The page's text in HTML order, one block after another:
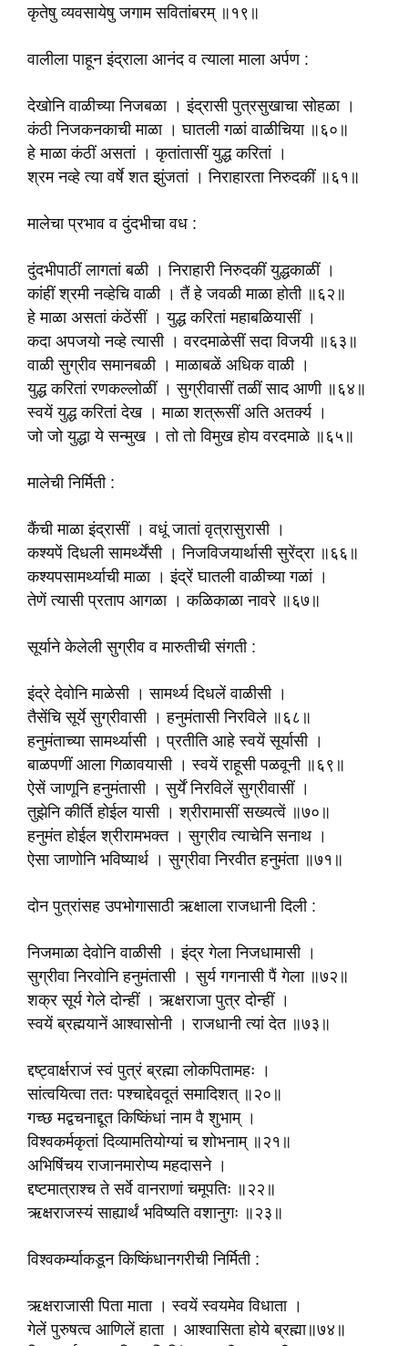
कृतेषु व्यवसायेषु जगाम सवितांबरम् ॥१९॥
वालीला पाहून इंद्राला आनंद व त्याला माला अर्पण :
देखोनि वाळीच्या निजबळा । इंद्रासी पुत्रसुखाचा सोहळा ।
कंठी निजकनकाची माळा । घातली गळां वाळीचिया ॥६०॥
हे माळा कंठीं असतां । कृतांतासीं युद्ध करितां ।
श्रम नव्हे त्या वर्षे शत झुंजतां । निराहारता निरुदकीं ॥६१॥
मालेचा प्रभाव व दुंदभीचा वध :
दुंदभीपाठीं लागतां बळी । निराहारी निरुदकीं युद्धकाळीं ।
कांहीं श्रमी नव्हेचि वाळी । तैं हे जवळी माळा होती ॥६२॥
हे माळा असतां कंठेंसीं । युद्ध करितां महाबळियासीं ।
कदा अपजयो नव्हे त्यासी । वरदमाळेसीं सदा विजयी ॥६३॥
वाळी सुग्रीव समानबळी । माळाबळें अधिक वाळी ।
युद्ध करितां रणकल्लोळीं । सुग्रीवासीं तळीं साद आणी ॥६४॥
स्वयें युद्ध करितां देख । माळा शत्रूसीं अति अतर्क्य ।
जो जो युद्धा ये सन्मुख । तो तो विमुख होय वरदमाळे ॥६५॥
मालेची निर्मिती :
कैंची माळा इंद्रासीं । वधूं जातां वृत्रासुरासी ।
कश्यपें दिधली सामर्थ्येंसी । निजविजयार्थासी सुरेंद्रा ॥६६॥
कश्यपसामर्थ्याची माळा । इंद्रें घातली वाळीच्या गळां ।
तेणें त्यासी प्रताप आगळा । कळिकाळा नावरे ॥६७॥
सूर्याने केलेली सुग्रीव व मारुतीची संगती :
इंद्रे देवोनि माळेसी । सामर्थ्य दिधलें वाळीसी ।
तैसेंचि सूर्ये सुग्रीवासी । हनुमंतासी निरविले ॥६८॥
हनुमंताच्या सामर्थ्यासी । प्रतीति आहे स्वयें सूर्यासी ।
बाळपणीं आला गिळावयासी । स्वयें राहूसी पळवूनी ॥६९॥
ऐसें जाणूनि हनुमंतासी । सुर्यें निरविलें सुग्रीवासीं ।
तुझेनि कीर्ति होईल यासी । श्रीरामासीं सख्यत्वें ॥७०॥
हनुमंत होईल श्रीरामभक्त । सुग्रीव त्याचेनि सनाथ ।
ऐसा जाणोनि भविष्यार्थ । सुग्रीवा निरवीत हनुमंता ॥७१॥
दोन पुत्रांसह उपभोगासाठी ऋक्षाला राजधानी दिली :
निजमाळा देवोनि वाळीसी । इंद्र गेला निजधामासी ।
सुग्रीवा निरवोनि हनुमंतासी । सुर्य गगनासी पैं गेला ॥७२॥
शक्र सूर्य गेले दोन्हीं । ऋक्षराजा पुत्र दोन्हीं ।
स्वयें ब्रह्मयानें आश्वासोनी । राजधानी त्यां देत ॥७३॥
द्दष्ट्वार्क्षराजं स्वं पुत्रं ब्रह्मा लोकपितामहः ।
सांत्वयित्वा ततः पश्चाद्देवदूतं समादिशत् ॥२०॥
गच्छ मद्वचनाद्दूत किष्किंधां नाम वै शुभाम् ।
विश्वकर्मकृतां दिव्यामतियोग्यां च शोभनाम् ॥२१॥
अभिषिंचय राजानमारोप्य महदासने ।
द्दष्टमात्राश्च ते सर्वे वानराणां चमूपतिः ॥२२॥
ऋक्षराजस्यं साह्यार्थं भविष्यति वशानुगः ॥२३॥
विश्वकर्म्याकडून किष्किंधानगरीची निर्मिती :
ऋक्षराजासी पिता माता । स्वयें स्वयमेव विधाता ।
गेलें पुरुषत्व आणिलें हाता । आश्वासिता होये ब्रह्मा॥७४॥